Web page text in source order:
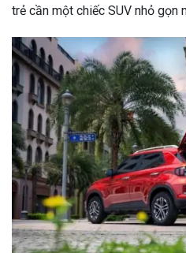
trẻ cần một chiếc SUV nhỏ gọn